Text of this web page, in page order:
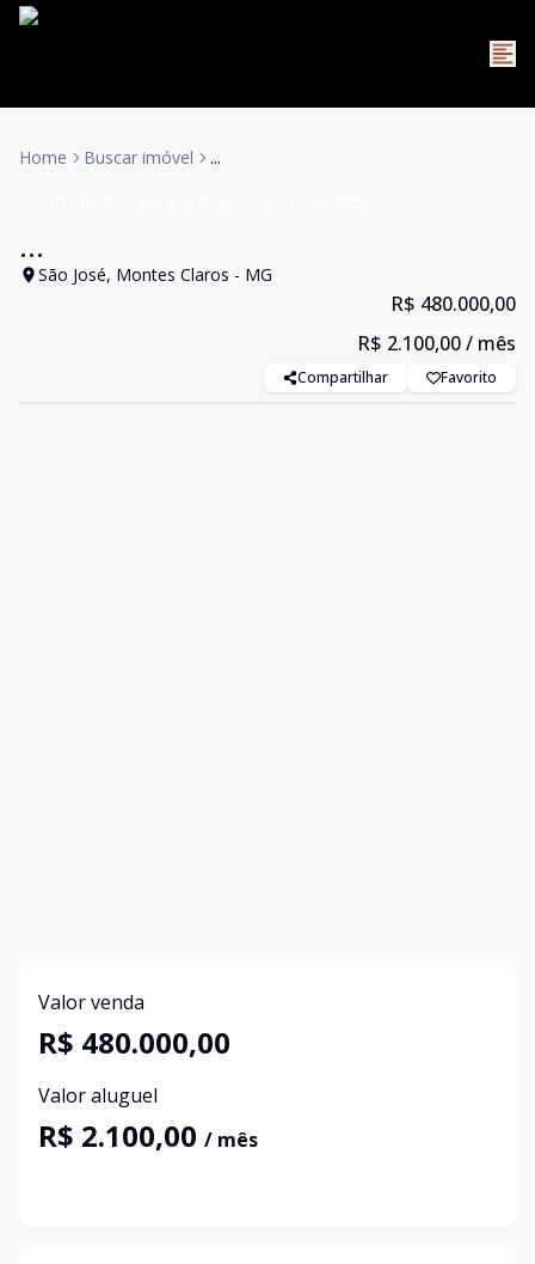
Home Buscar imóvel ...
...
São José, Montes Claros - MG
R$ 480.000,00
R$ 2.100,00/ mês
Compartilhar Favorito
Valor venda
R$ 480.000,00
Valor aluguel
R$ 2.100,00 / mês